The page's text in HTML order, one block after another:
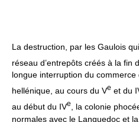
La destruction, par les Gaulois
réseau d’entrepôts créés à la fin
longue interruption du
hellénique, au cours du Ve et du
au début du IVe
, la colonie
normales avec le Languedoc et